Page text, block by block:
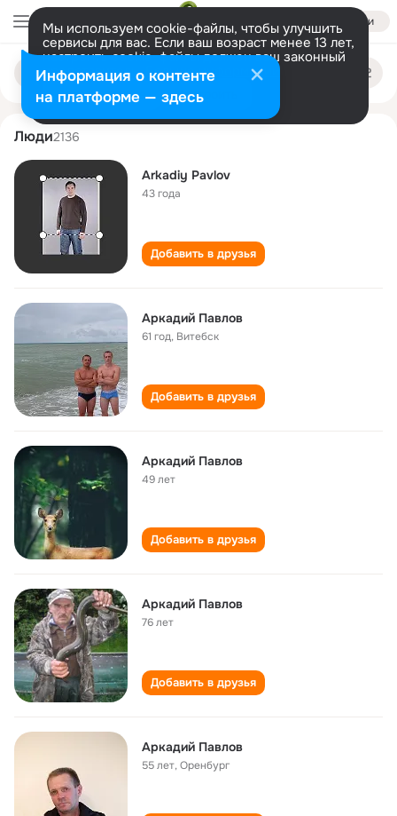
Войти
Мы используем cookie-файлы, чтобы улучшить
сервисы для вас. Если ваш возраст менее 13 лет,
настроить cookie-файлы должен ваш законный
представитель. Больше информации
Разрешить все Настроить
Поиск
людям
arkadiy pavlov
Люди2136
Arkadiy Pavlov
43 года
Добавить в друзья
Аркадий Павлов
61 год, Витебск
Добавить в друзья
Аркадий Павлов
49 лет
Добавить в друзья
Аркадий Павлов
76 лет
Добавить в друзья
Аркадий Павлов
55 лет,Оренбург
Информация о контенте
на платформе — здесь